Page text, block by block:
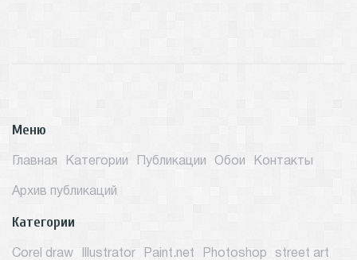
Меню
Главная Категории Публикации Обои Контакты
Архив публикаций
Категории
Corel draw Illustrator Paint.net Photoshop street art